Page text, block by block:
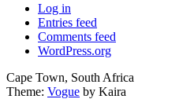
Log in
Entries feed
Comments feed
WordPress.org
Cape Town, South Africa
Theme: Vogue by Kaira